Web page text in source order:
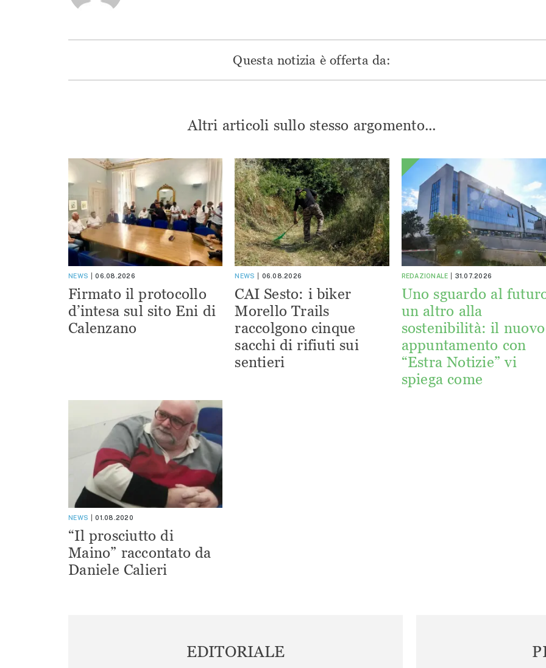
Questa notizia è offerta da:
Altri articoli sullo stesso argomento...
NEWS 06.08.2026
Firmato il protocollo
d’intesa sul sito Eni di
Calenzano
NEWS 06.08.2026
CAI Sesto: i biker
Morello Trails
raccolgono cinque
sacchi di rifiuti sui
sentieri
REDAZIONALE 31.07.2026
Uno sguardo al
un altro alla
sostenibilità: il nuovo
appuntamento con
“Estra Notizie” vi
spiega come
NEWS 01.08.2020
“Il prosciutto di
Maino” raccontato da
Daniele Calieri
EDITORIALE